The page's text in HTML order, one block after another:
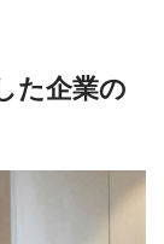
た企業の